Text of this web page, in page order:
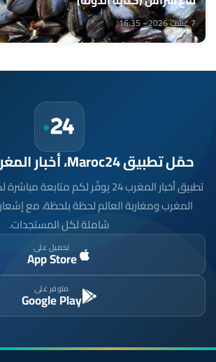
7 غشت 2026 - 16:35
حمّل تطبيق Maroc24، أخبار المغرب تصلك أولاً
تطبيق أخبار المغرب 24 يوفّر لكم
المغرب ومغاربة العالم لحظة بلحظة، مع
شاملة لكل المستجدات.
تحميل على
App Store
متوفر على
Google Play